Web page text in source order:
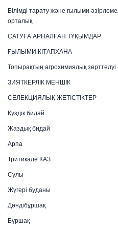
Білімді тарату және ғылыми
орталық
САТУҒА АРНАЛҒАН ТҰҚЫМДАР
ҒЫЛЫМИ КІТАПХАНА
Топырақтың агрохимиялық
ЗИЯТКЕРЛІК МЕНШІК
СЕЛЕКЦИЯЛЫҚ ЖЕТІСТІКТЕР
Күздік бидай
Жаздық бидай
Арпа
Тритикале КАЗ
Сұлы
Жүгері буданы
Дәндібұршақ
Бұршақ